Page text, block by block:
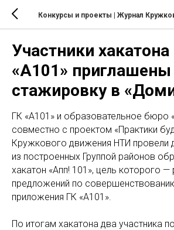
Конкурсы и проекты | Журнал
Участники
«А101» приглашены
стажировку в
ГК «А101» и образовательное бюро
совместно с проектом «Практики
Кружкового движения НТИ провели
из построенных Группой районов
хакатон «Апп! 101», цель которого —
предложений по
приложения ГК «А101».
По итогам хакатона два участника